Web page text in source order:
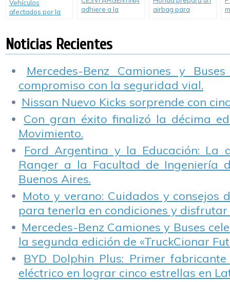
Vehículos
afectados por la
adhiere a la
todo el planeta por
la ONU, en el marco
Seguridad Vial.
airbag para
Noticias Recientes
Mercedes-Benz Camiones y
compromiso con la seguridad vial.
Nissan Nuevo Kicks sorprende con
Con gran éxito finalizó la décima
Movimiento.
Ford Argentina y la Educación: La
Ranger a la Facultad de Ingeniería
Buenos Aires.
Moto y verano: Cuidados y consejos
para tenerla en condiciones y disfrutar
Mercedes-Benz Camiones y Buses
la segunda edición de «TruckCionar
BYD Dolphin Plus: Primer
eléctrico en lograr cinco estrellas en